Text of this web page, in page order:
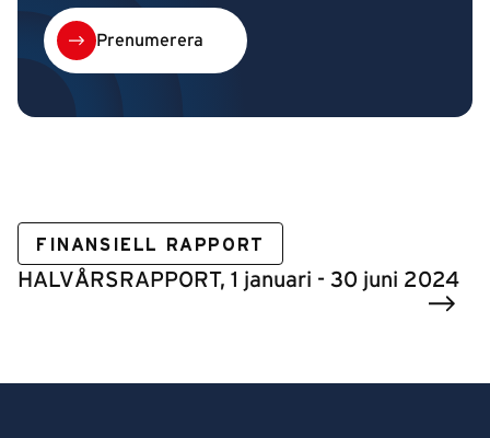
Prenumerera
FINANSIELL RAPPORT
HALVÅRSRAPPORT, 1 januari - 30 juni 2024